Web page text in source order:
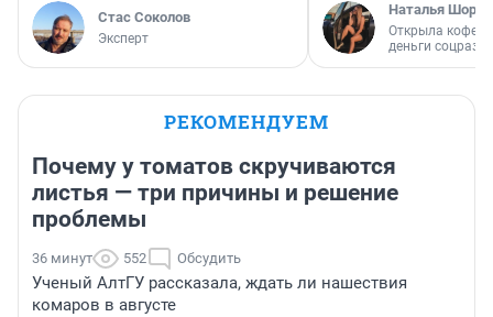
Стас Соколов
Эксперт
Наталья
Открыла
деньги
РЕКОМЕНДУЕМ
Почему у томатов скручиваются
листья — три причины и решение
проблемы
36 минут 552 Обсудить
Ученый АлтГУ рассказала, ждать ли нашествия
комаров в августе